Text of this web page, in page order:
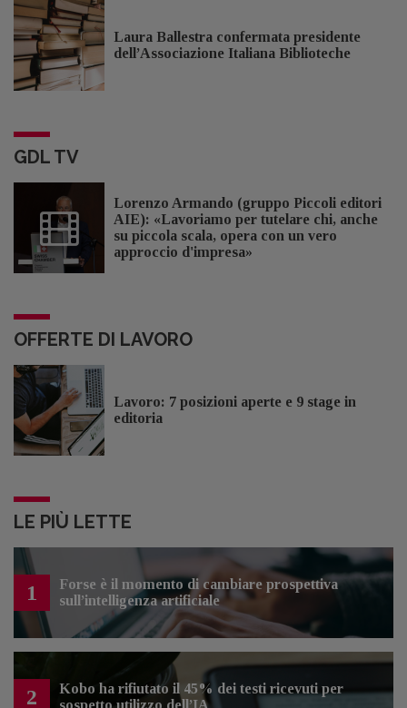
Laura Ballestra confermata presidente
dell’Associazione Italiana Biblioteche
GDL TV
Lorenzo Armando (gruppo Piccoli editori
AIE): «Lavoriamo per tutelare chi, anche
su piccola scala, opera con un vero
approccio d'impresa»
OFFERTE DI LAVORO
Lavoro: 7 posizioni aperte e 9 stage in
editoria
LE PIÙ LETTE
1
Forse è il momento di cambiare prospettiva
sull’intelligenza artificiale
2
Kobo ha rifiutato il 45% dei testi ricevuti per
sospetto utilizzo dell’IA